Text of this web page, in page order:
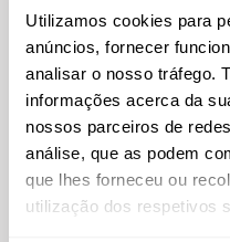
Utilizamos cookies para
anúncios, fornecer
analisar o nosso tráfego.
informações acerca da
nossos parceiros de
análise, que as podem
que lhes forneceu ou
utilização dos respetivos